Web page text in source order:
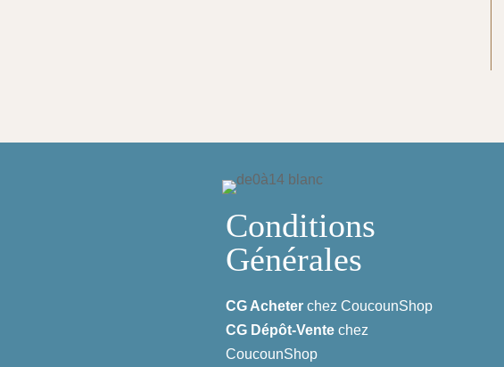
Conditions
Générales
CG Acheter chez CoucounShop
CG Dépôt-Vente chez
CoucounShop